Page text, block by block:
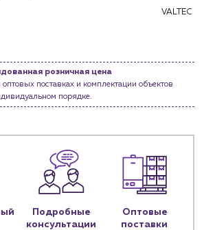
данные
VALTEC
розничная цена
поставках и комплектации объектов
порядке.
Подробные
консультации
Оптовые
поставки